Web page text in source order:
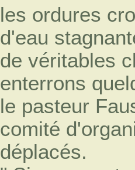
les ordures
d'eau
de véritables
enterrons
le pasteur
comité
déplacés.